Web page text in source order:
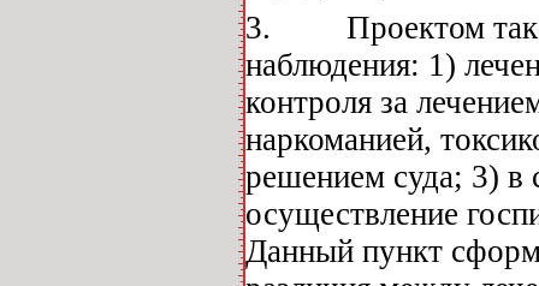
3. Проектом так
наблюдения: 1)
контроля за
наркоманией,
решением суда; 3) в
осуществление
Данный пункт